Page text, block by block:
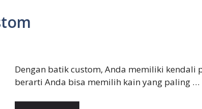
Dengan batik custom, Anda memiliki kendali
berarti Anda bisa memilih kain yang paling …